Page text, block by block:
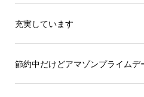
充実しています
節約中だけどアマゾンプライムデ